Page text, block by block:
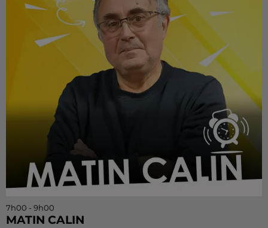
7h00 - 9h00
MATIN CALIN